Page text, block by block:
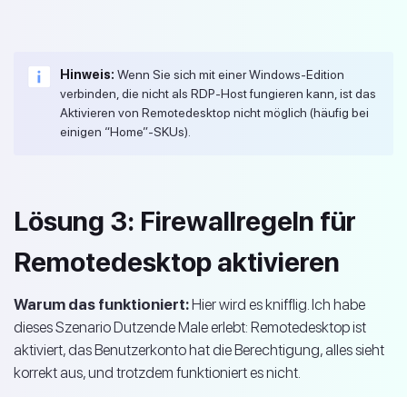
Hinweis: Wenn Sie sich mit einer Windows-Edition
verbinden, die nicht als RDP-Host fungieren kann, ist das
Aktivieren von Remotedesktop nicht möglich (häufig bei
einigen “Home”-SKUs).
Lösung 3: Firewallregeln für
Remotedesktop aktivieren
Warum das funktioniert:Hier wird es knifflig. Ich habe
dieses Szenario Dutzende Male erlebt: Remotedesktop ist
aktiviert, das Benutzerkonto hat die Berechtigung, alles sieht
korrekt aus, und trotzdem funktioniert es nicht.